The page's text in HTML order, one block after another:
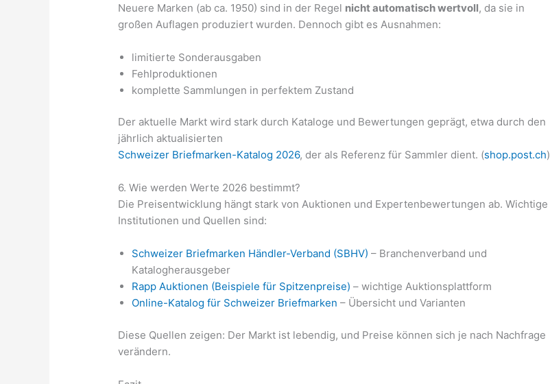
Neuere Marken (ab ca. 1950) sind in der Regel nicht automatisch wertvoll, da sie in
großen Auflagen produziert wurden. Dennoch gibt es Ausnahmen:
limitierte Sonderausgaben
Fehlproduktionen
komplette Sammlungen in perfektem Zustand
Der aktuelle Markt wird stark durch Kataloge und Bewertungen geprägt, etwa durch den
jährlich aktualisierten
Schweizer Briefmarken-Katalog 2026, der als Referenz für Sammler dient. (shop.post.ch)
6. Wie werden Werte 2026 bestimmt?
Die Preisentwicklung hängt stark von Auktionen und Expertenbewertungen ab. Wichtige
Institutionen und Quellen sind:
Schweizer Briefmarken Händler-Verband (SBHV) – Branchenverband und
Katalogherausgeber
Rapp Auktionen (Beispiele für Spitzenpreise) – wichtige Auktionsplattform
Online-Katalog für Schweizer Briefmarken – Übersicht und Varianten
Diese Quellen zeigen: Der Markt ist lebendig, und Preise können sich je nach Nachfrage
verändern.